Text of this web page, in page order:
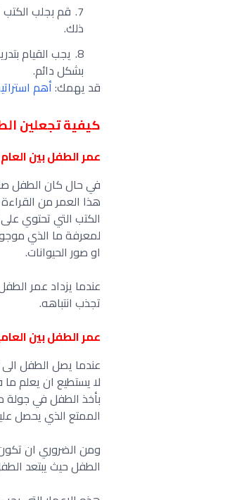
قم بجلب
ذلك.
يجب القيام
بشكل دائم.
قد يهمك:أهم
كيفية تجعلين
عمر الطفل بين
في حال كان الطفل
هذا العمر من
الكتب التي تحتوي
لمعرفة ما الذي
او صور الحيوانات.
عندما يزداد عمر
تجذب انتباهه.
عمر الطفل بين
عندما يصل الطفل الى
لا يستطيع ان يعلم
بأخذ الطفل في جولة
الممتع الذي يحصل
ومن الضروري ان
الطفل حيث يبتعد